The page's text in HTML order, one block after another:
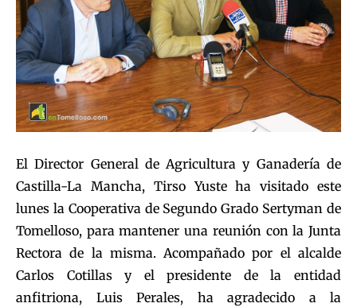
El Director General de Agricultura y Ganadería de
Castilla-La Mancha, Tirso Yuste ha visitado este
lunes la Cooperativa de Segundo Grado Sertyman de
Tomelloso, para mantener una reunión con la Junta
Rectora de la misma. Acompañado por el alcalde
Carlos Cotillas y el presidente de la entidad
anfitriona, Luis Perales, ha agradecido a la